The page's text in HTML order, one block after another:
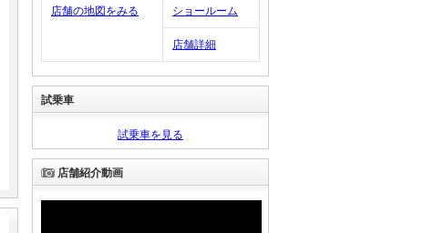
店舗の地図をみる ショールーム
店舗詳細
試乗車
試乗車を見る
店舗紹介動画